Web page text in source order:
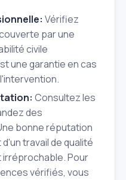
Vérifiez
par une
civile
une garantie en cas
Consultez les
des
bonne réputation
travail de qualité
Pour
vérifiés, vous